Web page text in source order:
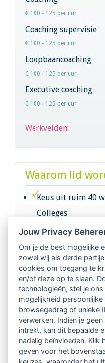
€ 100 - 125 per uur
Coaching supervisie
€ 100 - 125 per uur
Loopbaancoaching
€ 100 - 125 per uur
Executive coaching
€ 100 - 125 per uur
Werkvelden:
Waarom lid
Keus uit ruim 40
Colleges
Intervisie met
Netwerk van 2100
regio's
Vindbaar voor
Tijdschrift voor
Jouw Privacy
Om je de best mogelijke
zowel wij als derde
cookies om toegang te
en/of deze op te slaan.
technologieën, stel je
mogelijkheid persoonlijke
browsegedrag of unieke
verwerken. Indien je
intrekt, kan dit bepaalde
nadelig beïnvloeden. Klik
geven voor het